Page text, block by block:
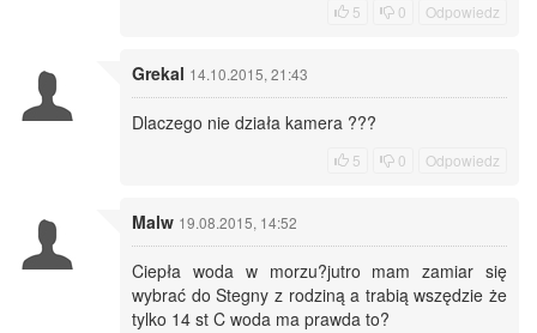
5 0 Odpowiedz
Grekal 14.10.2015, 21:43
Dlaczego nie działa kamera ???
5 0 Odpowiedz
Malw 19.08.2015, 14:52
Ciepła woda w morzu?jutro mam zamiar się
wybrać do Stegny z rodziną a trabią wszędzie że
tylko 14 st C woda ma prawda to?